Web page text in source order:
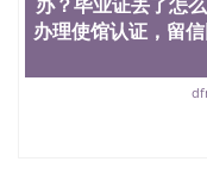
办理使馆认证，留